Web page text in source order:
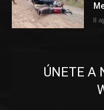
8
ÚNETE A